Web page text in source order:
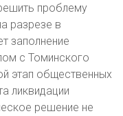
проблему
разрезе в
заполнение
с Томинского
этап общественных
ликвидации
решение не